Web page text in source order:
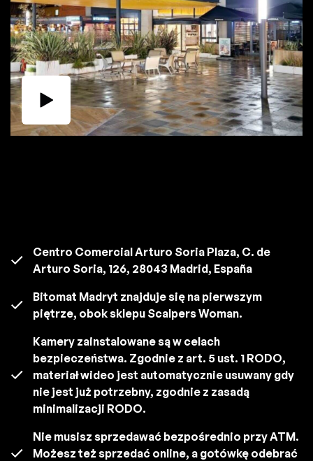
Centro Comercial Arturo Soria Plaza, C. de
Arturo Soria, 126, 28043 Madrid, España
Bitomat Madryt znajduje się na pierwszym
piętrze, obok sklepu Scalpers Woman.
Kamery zainstalowane są w celach
bezpieczeństwa. Zgodnie z art. 5 ust. 1 RODO,
materiał wideo jest automatycznie usuwany gdy
nie jest już potrzebny, zgodnie z zasadą
minimalizacji RODO.
Nie musisz sprzedawać bezpośrednio przy ATM.
Możesz też sprzedać online, a gotówkę odebrać